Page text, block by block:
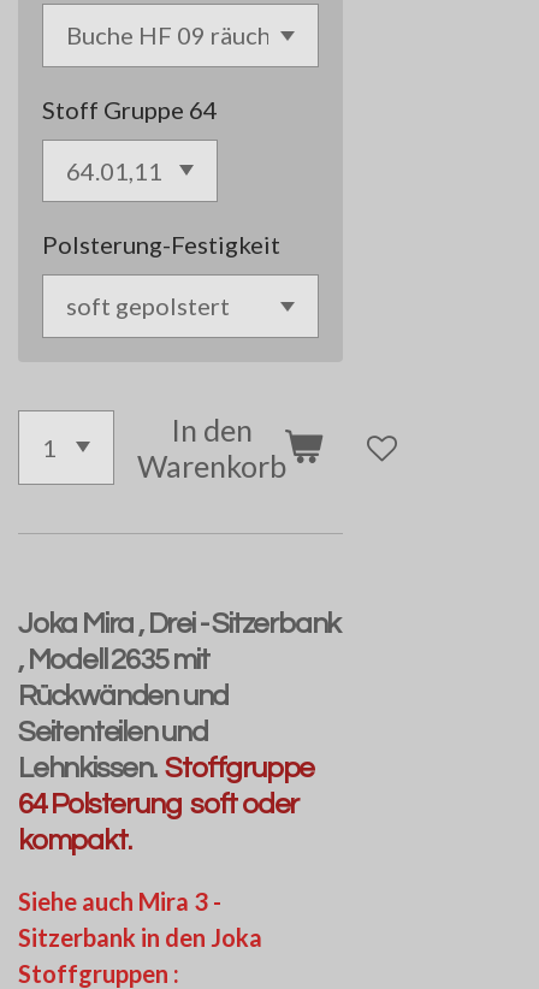
Stoff Gruppe 64
Polsterung-Festigkeit
In den
Warenkorb
Joka Mira , Drei - Sitzerbank
, Modell 2635 mit
Rückwänden und
Seitenteilen und
Lehnkissen.Stoffgruppe
64 Polsterung soft oder
kompakt.
Siehe auch Mira 3 -
Sitzerbank in den Joka
Stoffgruppen :